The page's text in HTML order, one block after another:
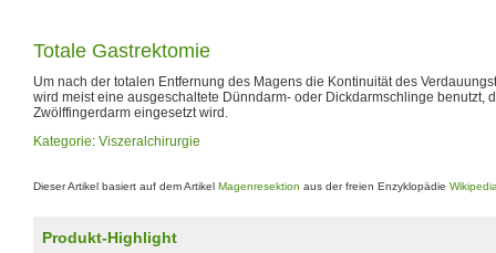
Totale Gastrektomie
Um nach der totalen Entfernung des Magens die Kontinuität des
wird meist eine ausgeschaltete Dünndarm- oder Dickdarmschlinge benutzt,
Zwölffingerdarm eingesetzt wird.
Kategorie: Viszeralchirurgie
Dieser Artikel basiert auf dem Artikel Magenresektion aus der freien Enzyklopädie
Produkt-Highlight